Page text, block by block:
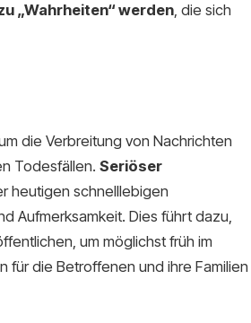
„Wahrheiten“ werden, die sich
die Verbreitung von Nachrichten
Todesfällen. Seriöser
heutigen schnelllebigen
Aufmerksamkeit. Dies führt dazu,
um möglichst früh im
für die Betroffenen und ihre Familien